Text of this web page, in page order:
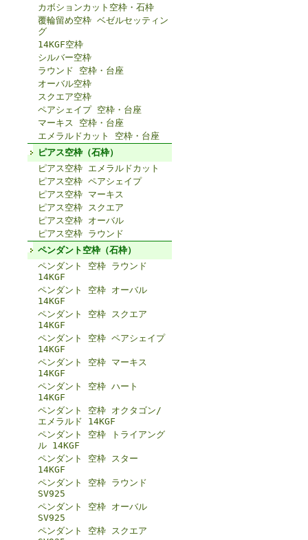
カボションカット空枠・石枠
覆輪留め空枠 ベゼルセッティン
グ
14KGF空枠
シルバー空枠
ラウンド 空枠・台座
オーバル空枠
スクエア空枠
ペアシェイプ 空枠・台座
マーキス 空枠・台座
エメラルドカット 空枠・台座
ピアス空枠（石枠）
ピアス空枠 エメラルドカット
ピアス空枠 ペアシェイプ
ピアス空枠 マーキス
ピアス空枠 スクエア
ピアス空枠 オーバル
ピアス空枠 ラウンド
ペンダント空枠（石枠）
ペンダント 空枠 ラウンド
14KGF
ペンダント 空枠 オーバル
14KGF
ペンダント 空枠 スクエア
14KGF
ペンダント 空枠 ペアシェイプ
14KGF
ペンダント 空枠 マーキス
14KGF
ペンダント 空枠 ハート
14KGF
ペンダント 空枠 オクタゴン/
エメラルド 14KGF
ペンダント 空枠 トライアング
ル 14KGF
ペンダント 空枠 スター
14KGF
ペンダント 空枠 ラウンド
SV925
ペンダント 空枠 オーバル
SV925
ペンダント 空枠 スクエア